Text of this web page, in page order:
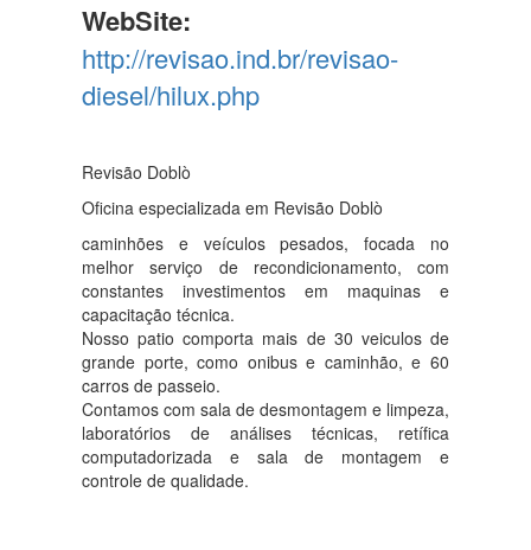
WebSite:
http://revisao.ind.br/revisao-
diesel/hilux.php
Revisão Doblò
Oficina especializada em Revisão Doblò
caminhões e veículos pesados, focada no
melhor serviço de recondicionamento, com
constantes investimentos em maquinas e
capacitação técnica.
Nosso patio comporta mais de 30 veiculos de
grande porte, como onibus e caminhão, e 60
carros de passeio.
Contamos com sala de desmontagem e limpeza,
laboratórios de análises técnicas, retífica
computadorizada e sala de montagem e
controle de qualidade.